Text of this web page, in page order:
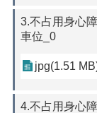
3.不占用身心
車位_0
jpg(1.51
4.不占用身心